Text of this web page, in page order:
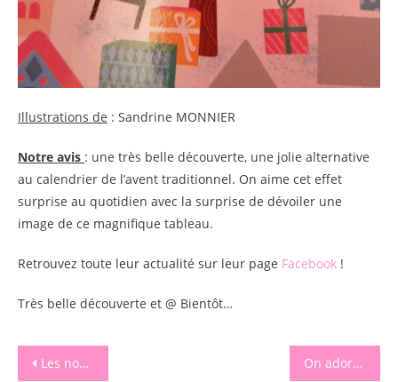
Illustrations de : Sandrine MONNIER
Notre avis : une très belle découverte, une jolie alternative
au calendrier de l’avent traditionnel. On aime cet effet
surprise au quotidien avec la surprise de dévoiler une
image de ce magnifique tableau.
Retrouvez toute leur actualité sur leur page Facebook !
Très belle découverte et @ Bientôt…
Navigation
Les nouveautés Helvetiq On adoré jouer à « Mon jeu de défis Smiley » !